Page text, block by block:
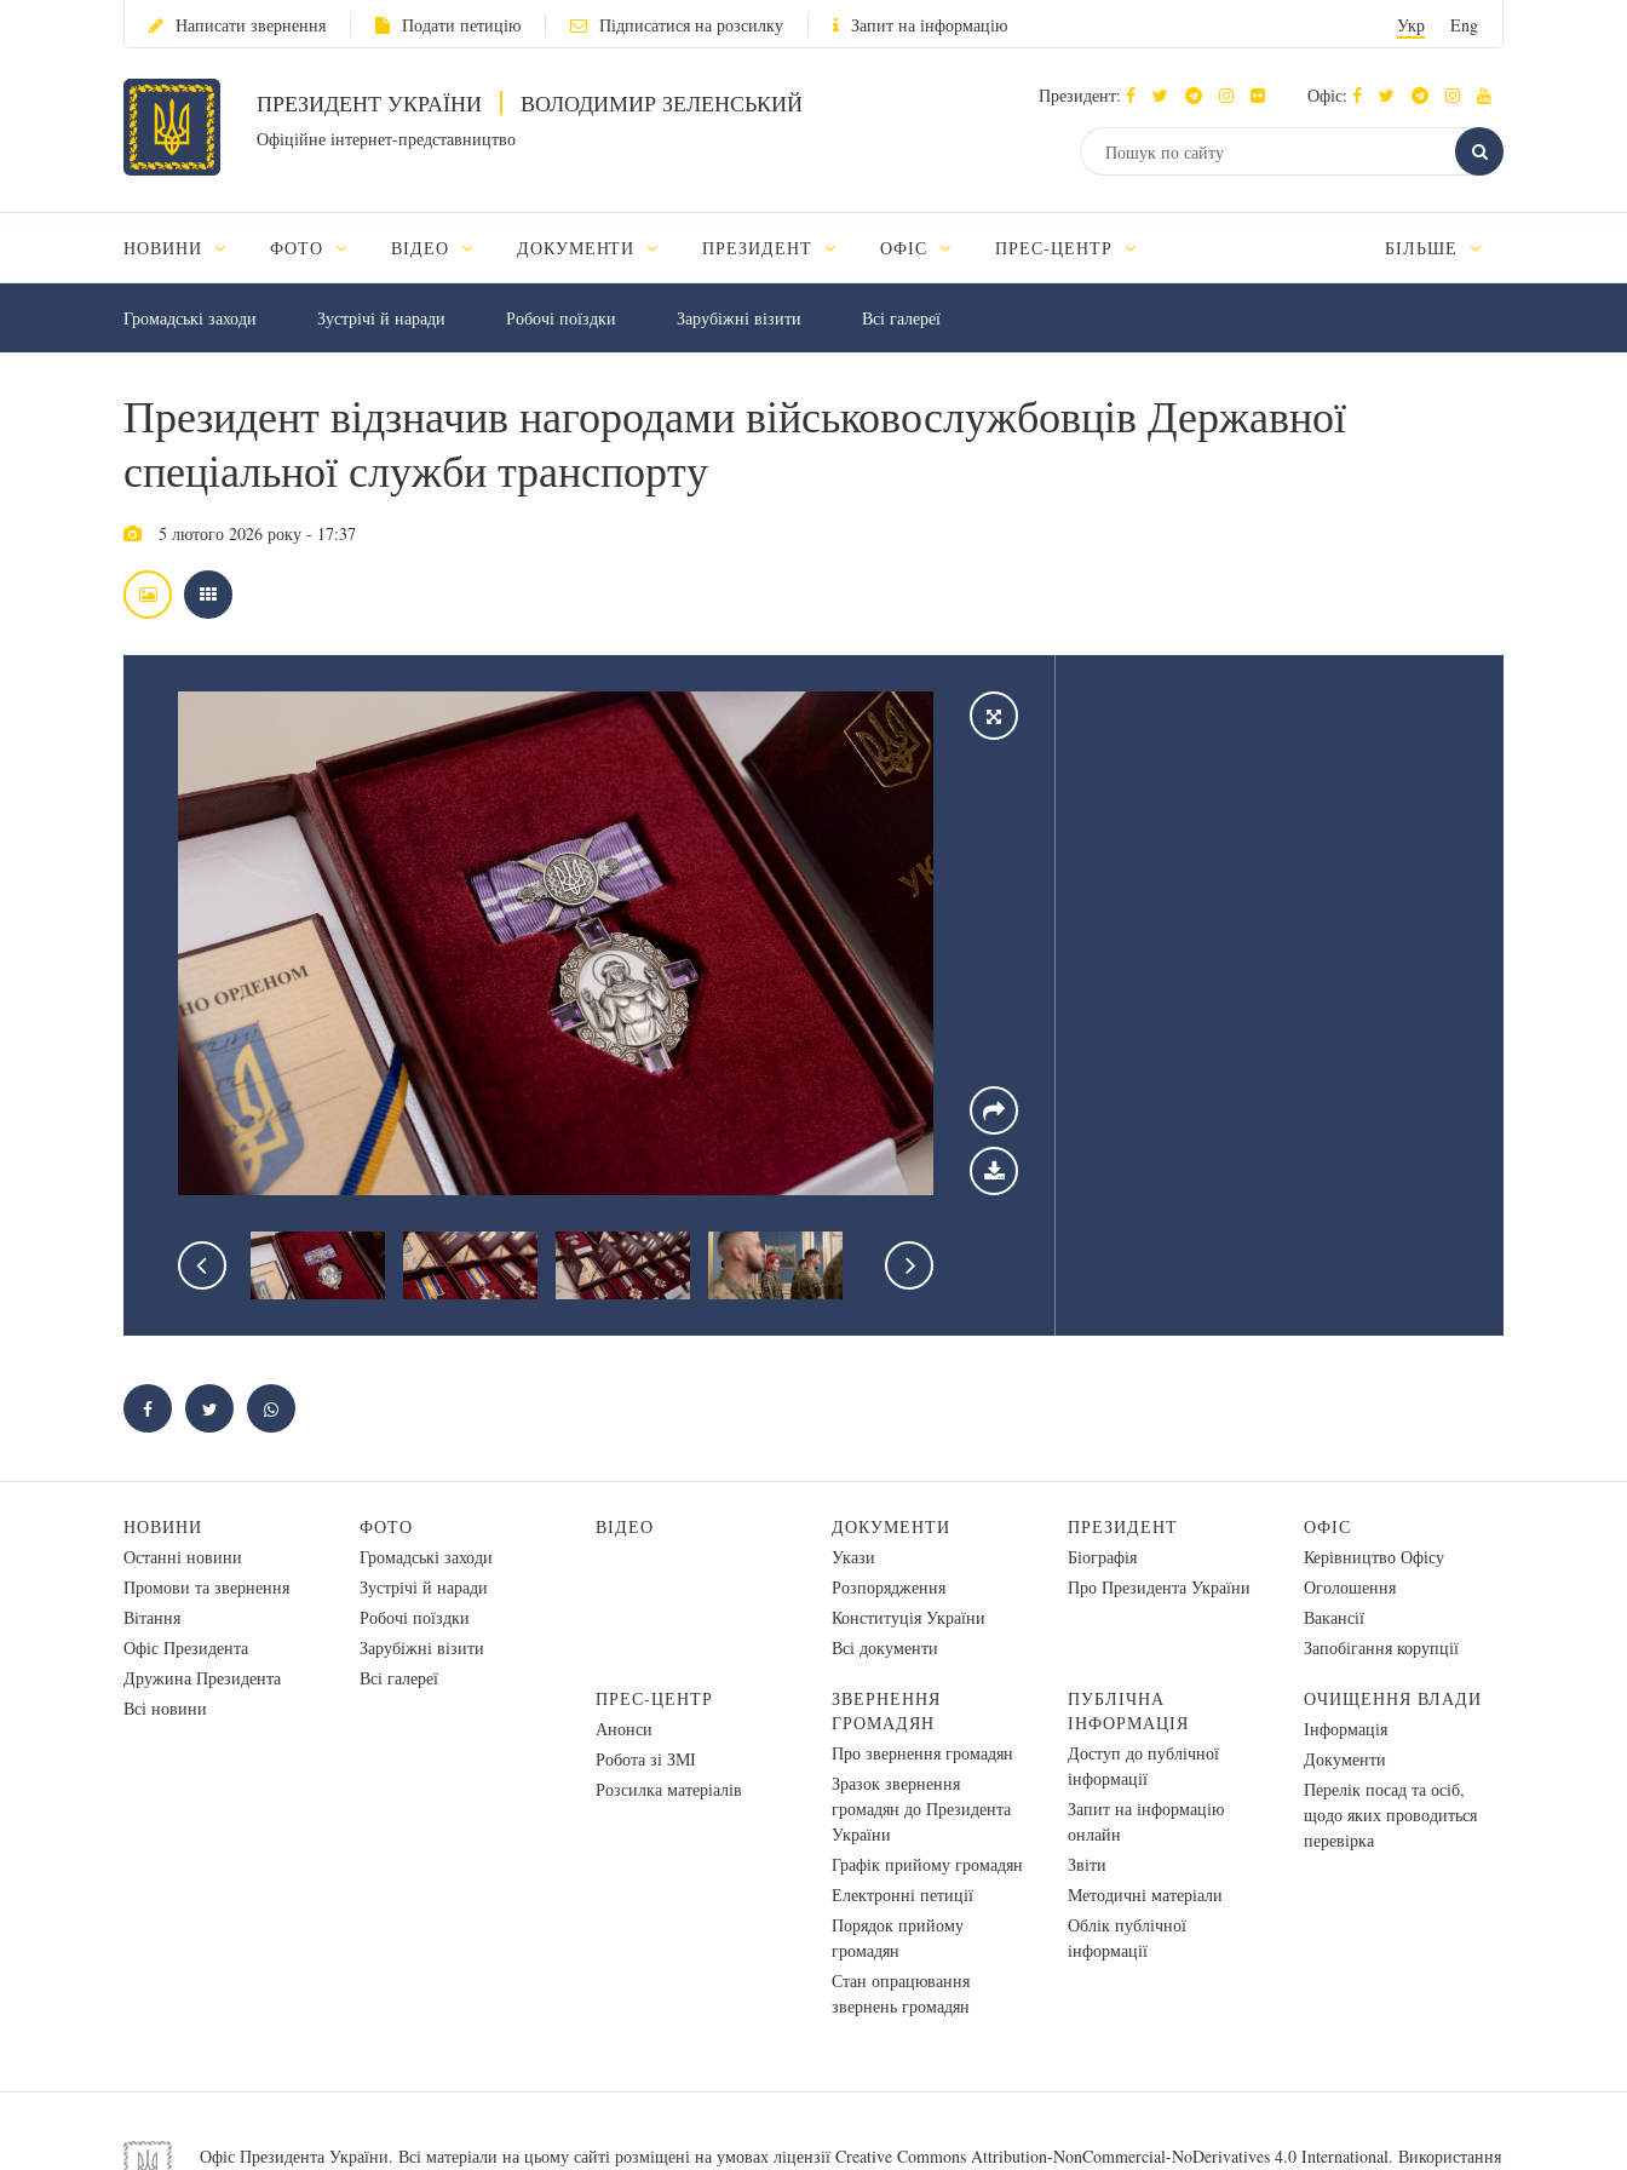
Написати звернення Подати петицію Підписатися на розсилку Запит на інформацію Укр Eng
ПРЕЗИДЕНТ УКРАЇНИ ВОЛОДИМИР ЗЕЛЕНСЬКИЙ
Офіційне інтернет-представництво
Президент: Офіс:
НОВИНИ ФОТО ВІДЕО ДОКУМЕНТИ ПРЕЗИДЕНТ ОФІС ПРЕС-ЦЕНТР БІЛЬШЕ
Громадські заходи Зустрічі й наради Робочі поїздки Зарубіжні візити Всі галереї
Президент відзначив нагородами військовослужбовців Державної
спеціальної служби транспорту
5 лютого 2026 року - 17:37
НОВИНИ
Останні новини
Промови та звернення
Вiтання
Офіс Президента
Дружина Президента
Всі новини
ФОТО
Громадські заходи
Зустрічі й наради
Робочі поїздки
Зарубіжні візити
Всі галереї
ВІДЕО
ДОКУМЕНТИ
Укази
Розпорядження
Конституція України
Всі документи
ПРЕЗИДЕНТ
Біографія
Про Президента України
ОФІС
Керівництво Офісу
Оголошення
Вакансії
Запобігання корупції
ПРЕС-ЦЕНТР
Анонси
Робота зі ЗМІ
Розсилка матеріалів
ЗВЕРНЕННЯ
ГРОМАДЯН
Про звернення громадян
Зразок звернення
громадян до Президента
України
Графік прийому громадян
Електронні петиції
Порядок прийому
громадян
Стан опрацювання
звернень громадян
ПУБЛІЧНА
ІНФОРМАЦІЯ
Доступ до публічної
інформації
Запит на інформацію
онлайн
Звіти
Методичні матеріали
Облік публічної
інформації
ОЧИЩЕННЯ ВЛАДИ
Інформація
Документи
Перелік посад та осіб,
щодо яких проводиться
перевірка
Офіс Президента України. Всі матеріали на цьому сайті розміщені на умовах ліцензії Creative Commons Attribution-NonCommercial-NoDerivatives 4.0 International. Використання